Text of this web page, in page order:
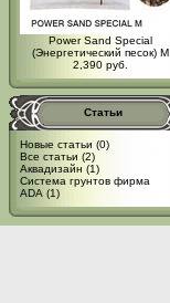
Power Sand Special
(Энергетический песок) M
2,390 руб.
Статьи
Новые статьи (0)
Все статьи (2)
Аквадизайн (1)
Система грунтов фирма
ADA (1)